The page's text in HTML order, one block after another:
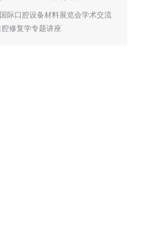
际口腔设备材料展览会学术交流
修复学专题讲座